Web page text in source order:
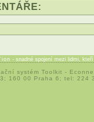
- snadné spojení mezi lidmi,
systém Toolkit -
160 00 Praha 6; tel: 224